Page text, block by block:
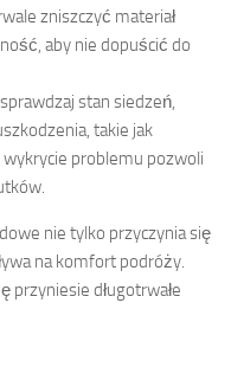
zniszczyć materiał
aby nie dopuścić do
stan siedzeń,
takie jak
wykrycie problemu pozwoli
nie tylko przyczynia się
na komfort podróży.
przyniesie długotrwałe